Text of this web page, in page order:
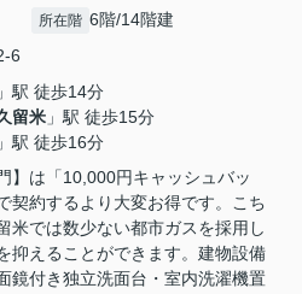
所在階 6階/14階建
6
」駅 徒歩14分
留米 」駅 徒歩15分
」駅 徒歩16分
】は「10,000円キャッシュバッ
契約するより大変お得です。こち
米では数少ない都市ガスを採用し
抑えることができます。建物設備
鏡付き独立洗面台・室内洗濯機置